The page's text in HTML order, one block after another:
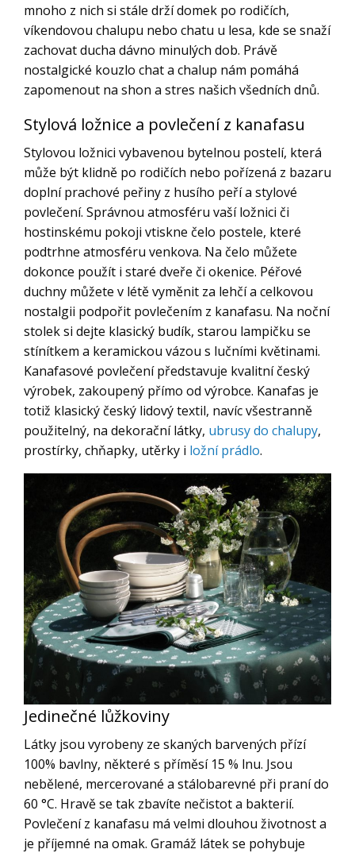
mnoho z nich si stále drží domek po rodičích,
víkendovou chalupu nebo chatu u lesa, kde se snaží
zachovat ducha dávno minulých dob. Právě
nostalgické kouzlo chat a chalup nám pomáhá
zapomenout na shon a stres našich všedních dnů.
Stylová ložnice a povlečení z kanafasu
Stylovou ložnici vybavenou bytelnou postelí, která
může být klidně po rodičích nebo pořízená z bazaru
doplní prachové peřiny z husího peří a stylové
povlečení. Správnou atmosféru vaší ložnici či
hostinskému pokoji vtiskne čelo postele, které
podtrhne atmosféru venkova. Na čelo můžete
dokonce použít i staré dveře či okenice. Péřové
duchny můžete v létě vyměnit za lehčí a celkovou
nostalgii podpořit povlečením z kanafasu. Na noční
stolek si dejte klasický budík, starou lampičku se
stínítkem a keramickou vázou s lučními květinami.
Kanafasové povlečení představuje kvalitní český
výrobek, zakoupený přímo od výrobce. Kanafas je
totiž klasický český lidový textil, navíc všestranně
použitelný, na dekorační látky, ubrusy do chalupy,
prostírky, chňapky, utěrky i ložní prádlo.
Jedinečné lůžkoviny
Látky jsou vyrobeny ze skaných barvených přízí
100% bavlny, některé s příměsí 15 % lnu. Jsou
nebělené, mercerované a stálobarevné při praní do
60 °C. Hravě se tak zbavíte nečistot a bakterií.
Povlečení z kanafasu má velmi dlouhou životnost a
je příjemné na omak. Gramáž látek se pohybuje